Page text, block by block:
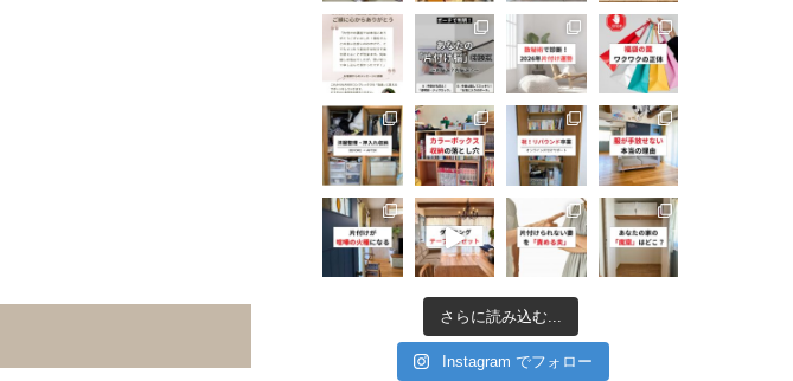
さらに読み込む...
Instagram でフォロー